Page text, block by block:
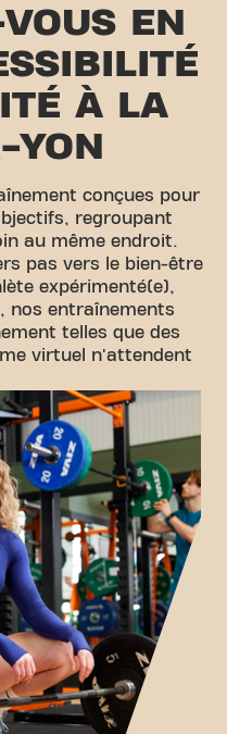
EN
À LA
YON
conçues pour
regroupant
au même endroit.
pas vers le bien-être
expérimenté(e),
nos entraînements
telles que des
virtuel n'attendent